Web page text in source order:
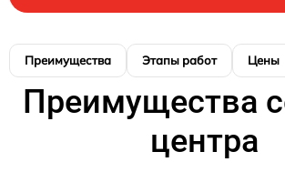
Преимущества Этапы работ Цены
Преимущества
центра